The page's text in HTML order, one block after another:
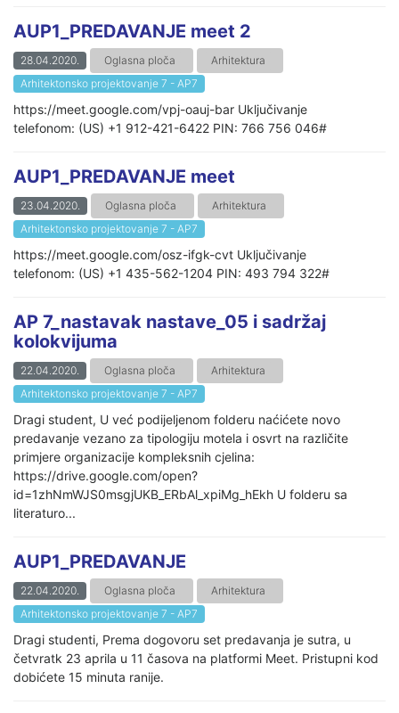
AUP1_PREDAVANJE meet 2
28.04.2020. Oglasna ploča
Arhitektura
Arhitektonsko projektovanje 7 - AP7
https://meet.google.com/vpj-oauj-bar Uključivanje
telefonom: (US) +1 912-421-6422 PIN: 766 756 046#
AUP1_PREDAVANJE meet
23.04.2020. Oglasna ploča
Arhitektura
Arhitektonsko projektovanje 7 - AP7
https://meet.google.com/osz-ifgk-cvt Uključivanje
telefonom: (US) +1 435-562-1204 PIN: 493 794 322#
AP 7_nastavak nastave_05 i sadržaj
kolokvijuma
22.04.2020. Oglasna ploča
Arhitektura
Arhitektonsko projektovanje 7 - AP7
Dragi student, U već podijeljenom folderu naćićete novo
predavanje vezano za tipologiju motela i osvrt na različite
primjere organizacije kompleksnih cjelina:
https://drive.google.com/open?
id=1zhNmWJS0msgjUKB_ERbAl_xpiMg_hEkh U folderu sa
literaturo...
AUP1_PREDAVANJE
22.04.2020. Oglasna ploča
Arhitektura
Arhitektonsko projektovanje 7 - AP7
Dragi studenti, Prema dogovoru set predavanja je sutra, u
četvratk 23 aprila u 11 časova na platformi Meet. Pristupni kod
dobićete 15 minuta ranije.